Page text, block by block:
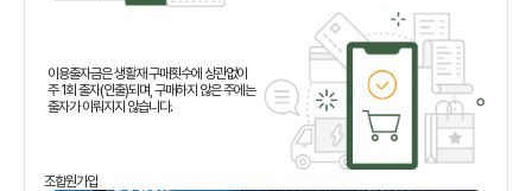
이용출자금은 생활재 구매횟수에 상관없이
주 1회 출자(인출)되며, 구매하지 않은 주에는
출자가 이뤄지지 않습니다.
조합원가입